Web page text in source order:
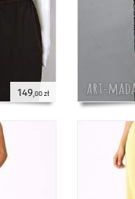
149,00 zł